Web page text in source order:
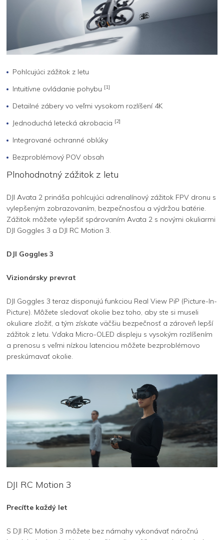
Pohlcujúci zážitok z letu
Intuitívne ovládanie pohybu [1]
Detailné zábery vo veľmi vysokom rozlíšení 4K
Jednoduchá letecká akrobacia [2]
Integrované ochranné oblúky
Bezproblémový POV obsah
Plnohodnotný zážitok z letu
DJI Avata 2 prináša pohlcujúci adrenalínový zážitok FPV dronu s
vylepšeným zobrazovaním, bezpečnosťou a výdržou batérie.
Zážitok môžete vylepšiť spárovaním Avata 2 s novými okuliarmi
DJI Goggles 3 a DJI RC Motion 3.
DJI Goggles 3
Vizionársky prevrat
DJI Goggles 3 teraz disponujú funkciou Real View PiP (Picture-In-
Picture). Môžete sledovať okolie bez toho, aby ste si museli
okuliare zložiť, a tým získate väčšiu bezpečnosť a zároveň lepší
zážitok z letu. Vďaka Micro-OLED displeju s vysokým rozlíšením
a prenosu s veľmi nízkou latenciou môžete bezproblémovo
preskúmavať okolie.
DJI RC Motion 3
Precíťte každý let
S DJI RC Motion 3 môžete bez námahy vykonávať náročnú